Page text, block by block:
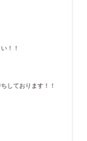
！！
しております！！